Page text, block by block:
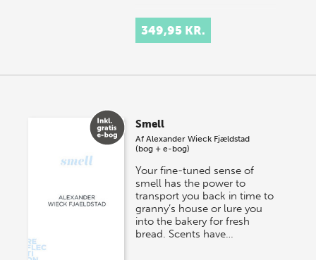
349,95 KR.
Smell
AfAlexander Wieck Fjældstad
(bog + e-bog)
Your fine-tuned sense of
smell has the power to
transport you back in time to
granny’s house or lure you
into the bakery for fresh
bread. Scents have…